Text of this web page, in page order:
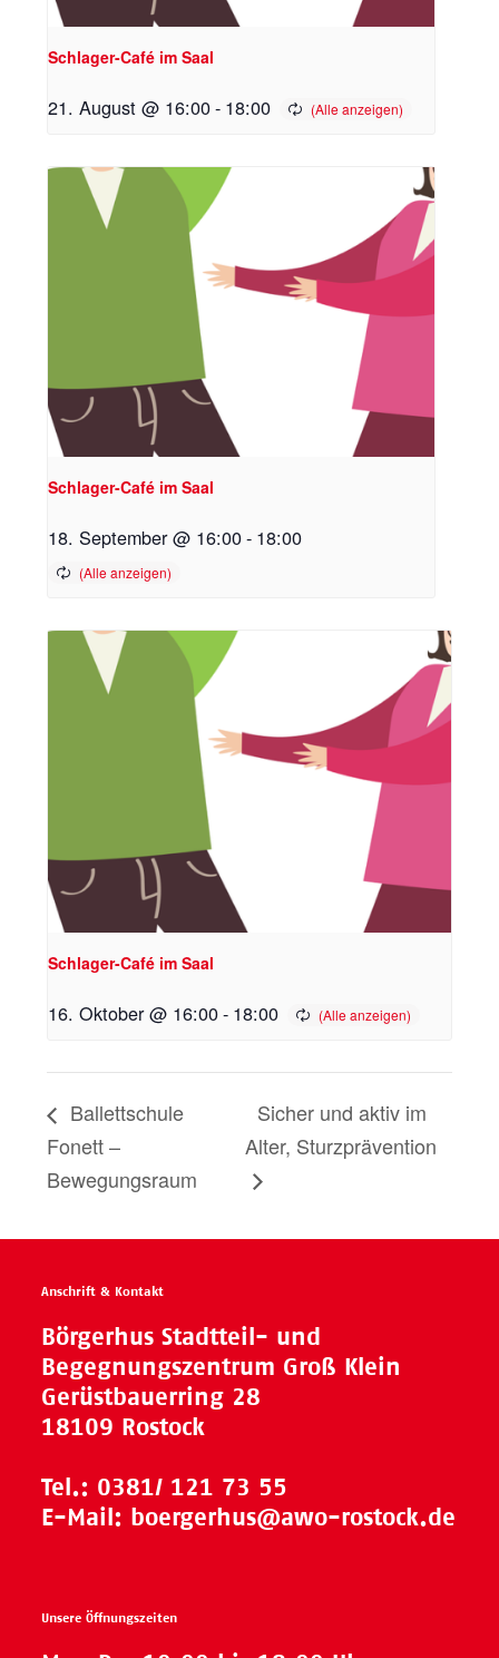
Schlager-Café im Saal
21. August @ 16:00- 18:00
Schlager-Café im Saal
18. September @ 16:00- 18:00
Schlager-Café im Saal
16. Oktober @ 16:00- 18:00
Ballettschule
Fonett –
Bewegungsraum
Sicher und aktiv im
Alter, Sturzprävention
Anschrift & Kontakt
Börgerhus Stadtteil- und
Begegnungszentrum Groß Klein
Gerüstbauerring 28
18109 Rostock
Tel.: 0381/ 121 73 55
E-Mail: boergerhus@awo-rostock.de
Unsere Öffnungszeiten